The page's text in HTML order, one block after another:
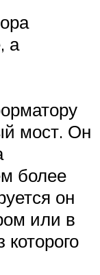
а
мост. Он
более
он
или в
которого